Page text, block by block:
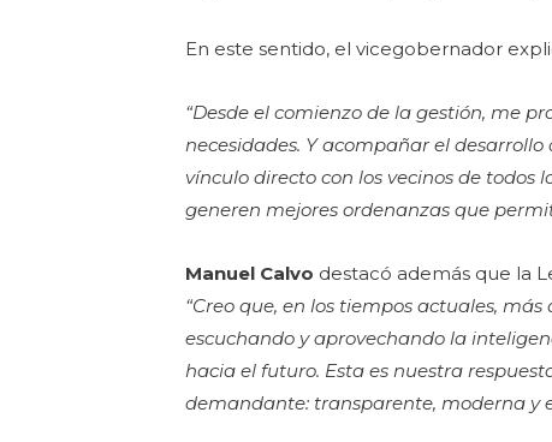
En este sentido, el vicegobernador
“Desde el comienzo de la gestión, me
necesidades. Y acompañar el
vínculo directo con los vecinos de todos
generen mejores ordenanzas que
Manuel Calvo destacó además que la
“Creo que, en los tiempos actuales,
escuchando y aprovechando la
hacia el futuro. Esta es nuestra
demandante: transparente, moderna y